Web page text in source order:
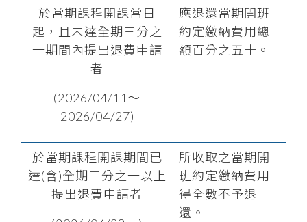
於當期課程開課當日
起，且未達全期三分之
一期間內提出退費申請
者
(2026/04/11～
2026/04/27)
應退還當期開班
約定繳納費用總
額百分之五十。
於當期課程開課期間已
達(含)全期三分之一以上
提出退費申請者
所收取之當期開
班約定繳納費用
得全數不予退
還。